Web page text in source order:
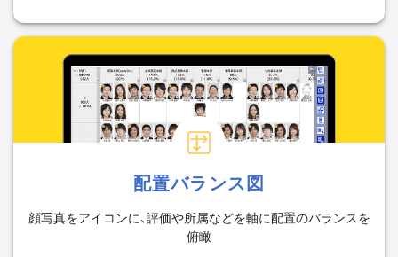
配置バランス図
顔写真をアイコンに、評価や所属などを軸に配置のバランスを
俯瞰